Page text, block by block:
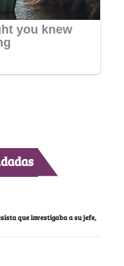
que investigaba a su jefe,